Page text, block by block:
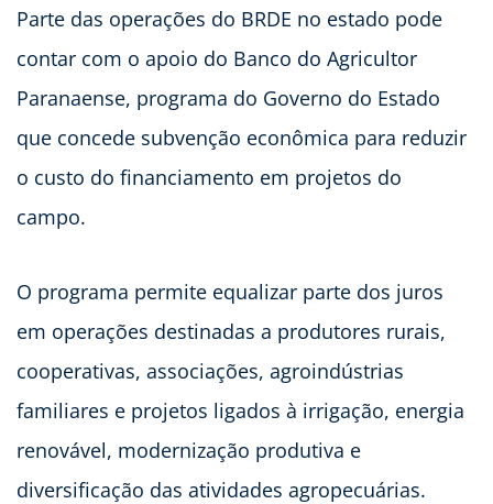
Parte das operações do BRDE no estado pode
contar com o apoio do Banco do Agricultor
Paranaense, programa do Governo do Estado
que concede subvenção econômica para reduzir
o custo do financiamento em projetos do
campo.
O programa permite equalizar parte dos juros
em operações destinadas a produtores rurais,
cooperativas, associações, agroindústrias
familiares e projetos ligados à irrigação, energia
renovável, modernização produtiva e
diversificação das atividades agropecuárias.